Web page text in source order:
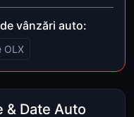
vânzări auto:
OLX
& Date Auto